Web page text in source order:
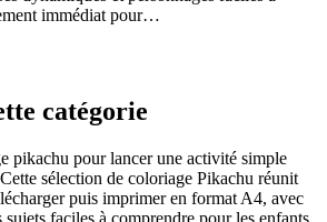
immédiat pour…
catégorie
pikachu pour lancer une activité simple
sélection de coloriage Pikachu réunit
puis imprimer en format A4, avec
sujets faciles à comprendre pour les enfants.